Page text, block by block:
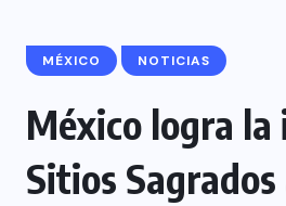
MÉXICO NOTICIAS
México logra la
Sitios